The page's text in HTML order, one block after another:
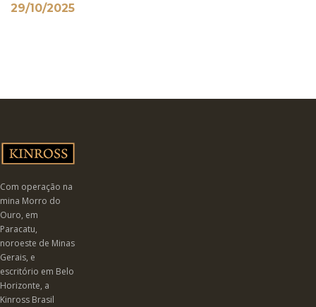
29/10/2025
Com operação na
mina Morro do
Ouro, em
Paracatu,
noroeste de Minas
Gerais, e
escritório em Belo
Horizonte, a
Kinross Brasil